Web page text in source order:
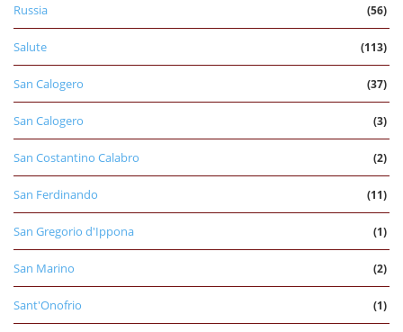
Russia (56)
Salute (113)
San Calogero (37)
San Calogero (3)
San Costantino Calabro (2)
San Ferdinando (11)
San Gregorio d'Ippona (1)
San Marino (2)
Sant'Onofrio (1)